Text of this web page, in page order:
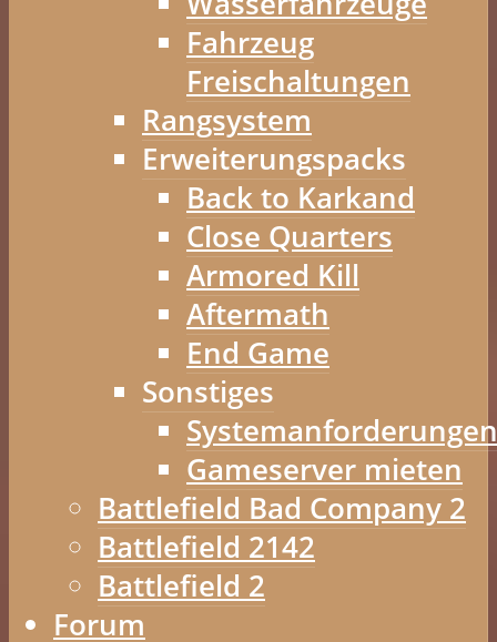
Fahrzeug
Freischaltungen
Rangsystem
Erweiterungspacks
Back to Karkand
Close Quarters
Armored Kill
Aftermath
End Game
Sonstiges
Systemanforderungen
Gameserver mieten
Battlefield Bad Company 2
Battlefield 2142
Battlefield 2
Forum